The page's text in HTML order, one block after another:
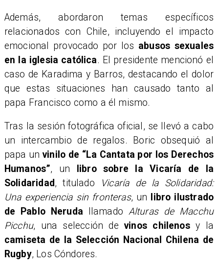
Además, abordaron temas específicos
relacionados con Chile, incluyendo el impacto
emocional provocado por los abusos sexuales
en la iglesia católica. El presidente mencionó el
caso de Karadima y Barros, destacando el dolor
que estas situaciones han causado tanto al
papa Francisco como a él mismo.
Tras la sesión fotográfica oficial, se llevó a cabo
un intercambio de regalos. Boric obsequió al
papa unvinilo de “La Cantata por los Derechos
Humanos”, un
libro sobre la Vicaría de la
Solidaridad, titulado
Vicaría de la Solidaridad:
Una experiencia sin fronteras, un
libro ilustrado
de Pablo Neruda llamado Alturas de Macchu
Picchu, una selección devinos chilenosy la
camiseta de la Selección Nacional Chilena de
Rugby, Los Cóndores.